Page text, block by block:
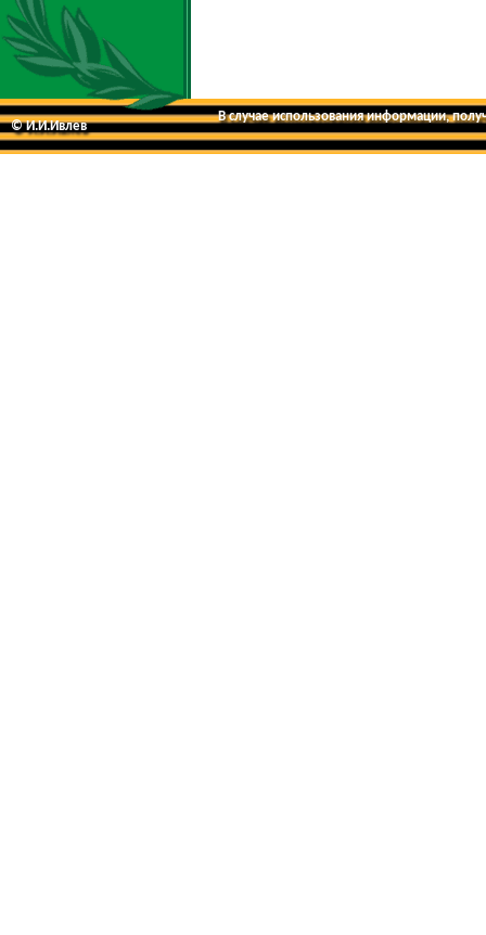
© И.И.Ивлев
В случае использования информации,